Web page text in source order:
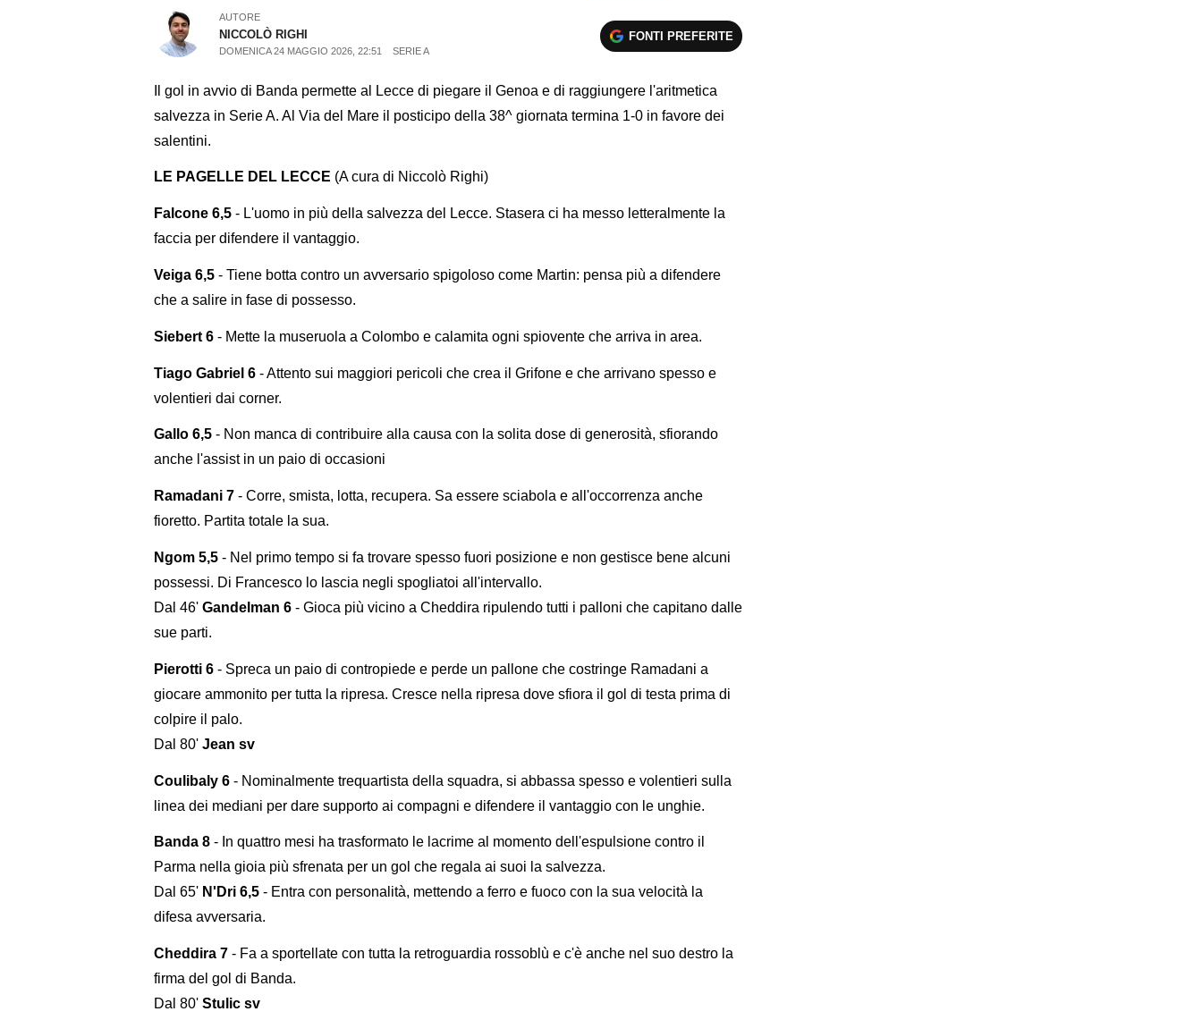
AUTORE
NICCOLÒ RIGHI
DOMENICA 24 MAGGIO 2026, 22:51 SERIE A
FONTI PREFERITE
Il gol in avvio di Banda permette al Lecce di piegare il Genoa e di raggiungere l'aritmetica
salvezza in Serie A. Al Via del Mare il posticipo della 38^ giornata termina 1-0 in favore dei
salentini.
LE PAGELLE DEL LECCE (A cura di Niccolò Righi)
Falcone 6,5 - L'uomo in più della salvezza del Lecce. Stasera ci ha messo letteralmente la
faccia per difendere il vantaggio.
Veiga 6,5 - Tiene botta contro un avversario spigoloso come Martin: pensa più a difendere
che a salire in fase di possesso.
Siebert 6 - Mette la museruola a Colombo e calamita ogni spiovente che arriva in area.
Tiago Gabriel 6 - Attento sui maggiori pericoli che crea il Grifone e che arrivano spesso e
volentieri dai corner.
Gallo 6,5 - Non manca di contribuire alla causa con la solita dose di generosità, sfiorando
anche l'assist in un paio di occasioni
Ramadani 7 - Corre, smista, lotta, recupera. Sa essere sciabola e all'occorrenza anche
fioretto. Partita totale la sua.
Ngom 5,5 - Nel primo tempo si fa trovare spesso fuori posizione e non gestisce bene alcuni
possessi. Di Francesco lo lascia negli spogliatoi all'intervallo.
Dal 46' Gandelman 6 - Gioca più vicino a Cheddira ripulendo tutti i palloni che capitano dalle
sue parti.
Pierotti 6 - Spreca un paio di contropiede e perde un pallone che costringe Ramadani a
giocare ammonito per tutta la ripresa. Cresce nella ripresa dove sfiora il gol di testa prima di
colpire il palo.
Dal 80' Jean sv
Coulibaly 6 - Nominalmente trequartista della squadra, si abbassa spesso e volentieri sulla
linea dei mediani per dare supporto ai compagni e difendere il vantaggio con le unghie.
Banda 8 - In quattro mesi ha trasformato le lacrime al momento dell'espulsione contro il
Parma nella gioia più sfrenata per un gol che regala ai suoi la salvezza.
Dal 65' N'Dri 6,5 - Entra con personalità, mettendo a ferro e fuoco con la sua velocità la
difesa avversaria.
Cheddira 7 - Fa a sportellate con tutta la retroguardia rossoblù e c'è anche nel suo destro la
firma del gol di Banda.
Dal 80' Stulic sv